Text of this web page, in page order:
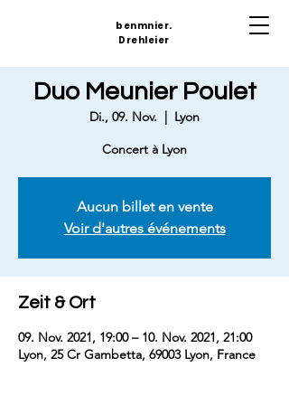
benmnier.
Drehleier
Duo Meunier Poulet
Di., 09. Nov.
  |
Lyon
Concert à Lyon
Aucun billet en vente
Voir d'autres événements
Zeit & Ort
09. Nov. 2021, 19:00 – 10. Nov. 2021, 21:00
Lyon, 25 Cr Gambetta, 69003 Lyon, France